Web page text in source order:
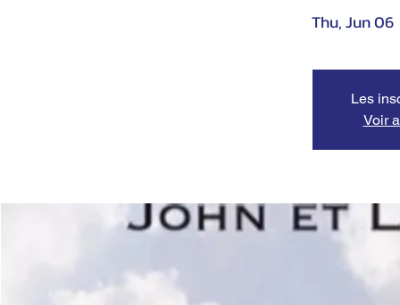
Thu, Jun 06
Les
Voir